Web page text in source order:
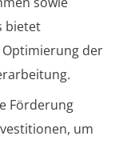
bietet
der
Förderung
um